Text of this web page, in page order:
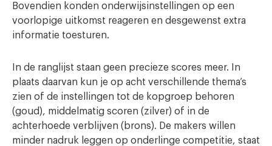
Bovendien konden onderwijsinstellingen op een
voorlopige uitkomst reageren en desgewenst extra
informatie toesturen.
In de ranglijst staan geen precieze scores meer. In
plaats daarvan kun je op acht verschillende thema’s
zien of de instellingen tot de kopgroep behoren
(goud), middelmatig scoren (zilver) of in de
achterhoede verblijven (brons). De makers willen
minder nadruk leggen op onderlinge competitie, staat